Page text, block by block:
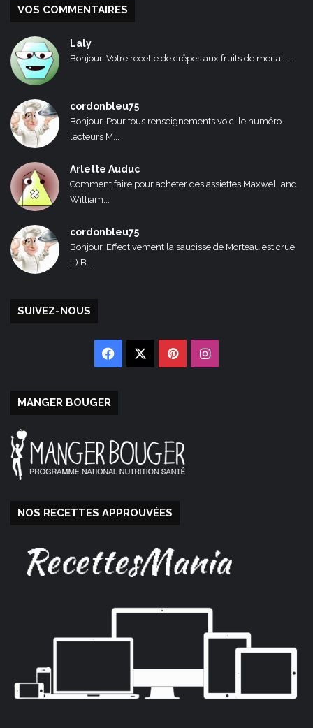
VOS COMMENTAIRES
Laly
Bonjour, Votre recette de crêpes aux fruits de mer a l...
cordonbleu75
Bonjour, Pour tous renseignements voici le numéro
lecteurs M...
Arlette Auduc
Comment faire pour acheter des assiettes Maxwell and
William...
cordonbleu75
Bonjour, Effectivement la saucisse de Morteau est crue
:-) B...
SUIVEZ-NOUS
Facebook PinterestInstagram
MANGER BOUGER
NOS RECETTES APPROUVÉES